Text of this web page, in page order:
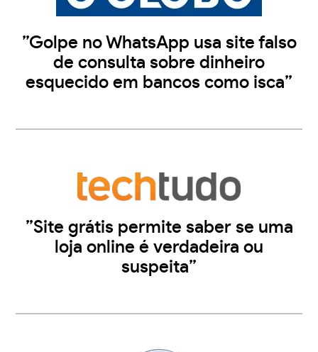
”Golpe no WhatsApp usa site falso
de consulta sobre dinheiro
esquecido em bancos como isca”
”Site grátis permite saber se uma
loja online é verdadeira ou
suspeita”